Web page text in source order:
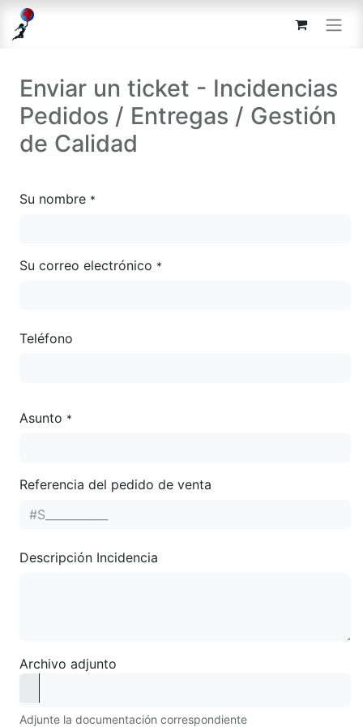
Enviar un ticket - Incidencias
Pedidos / Entregas / Gestión
de Calidad
Su nombre *
Su correo electrónico *
Teléfono
Asunto *
Referencia del pedido de venta
Descripción Incidencia
Archivo adjunto
Adjunte la documentación correspondiente